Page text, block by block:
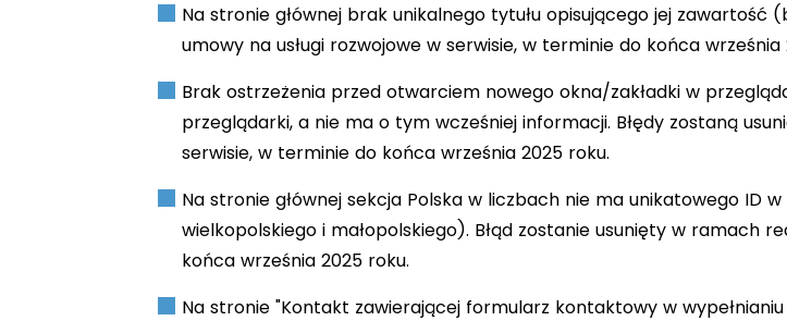
Na stronie głównej brak unikalnego tytułu opisującego jej zawartość
umowy na usługi rozwojowe w serwisie, w terminie do końca września
Brak ostrzeżenia przed otwarciem nowego okna/zakładki w
przeglądarki, a nie ma o tym wcześniej informacji. Błędy zostaną
serwisie, w terminie do końca września 2025 roku.
Na stronie głównej sekcja Polska w liczbach nie ma unikatowego ID
wielkopolskiego i małopolskiego). Błąd zostanie usunięty w ramach
końca września 2025 roku.
Na stronie "Kontakt zawierającej formularz kontaktowy w